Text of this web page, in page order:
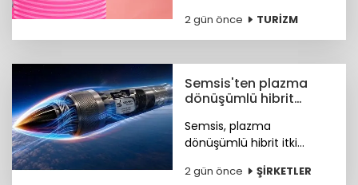
hareketlilik, siber suçlular
için finansal kazanç odaklı
nasıl korunacağız?
2 gün önce TURİZM
Semsis'ten plazma
dönüşümlü hibrit
Semsis, plazma
dönüşümlü hibrit itki
teknik ayrıntıları duyurdu.
2 gün önce ŞİRKETLER